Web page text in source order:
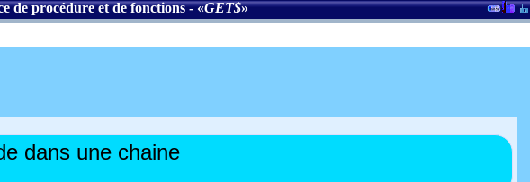
de procédure et de fonctions- «GET$»
dans une chaine